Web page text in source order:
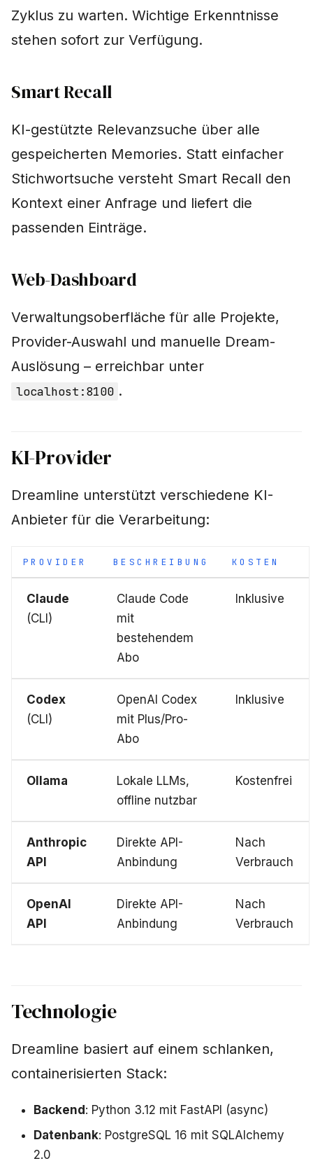
Zyklus zu warten. Wichtige Erkenntnisse
stehen sofort zur Verfügung.
Smart Recall
KI-gestützte Relevanzsuche über alle
gespeicherten Memories. Statt einfacher
Stichwortsuche versteht Smart Recall den
Kontext einer Anfrage und liefert die
passenden Einträge.
Web-Dashboard
Verwaltungsoberfläche für alle Projekte,
Provider-Auswahl und manuelle Dream-
Auslösung – erreichbar unter
localhost:8100 .
KI-Provider
Dreamline unterstützt verschiedene KI-
Anbieter für die Verarbeitung:
PROVIDER BESCHREIBUNG KOSTEN
Claude
(CLI)
Claude Code
mit
bestehendem
Abo
Inklusive
Codex
(CLI)
OpenAI Codex
mit Plus/Pro-
Abo
Inklusive
Ollama
Lokale LLMs,
offline nutzbar
Kostenfrei
Anthropic
API
Direkte API-
Anbindung
Nach
Verbrauch
OpenAI
API
Direkte API-
Anbindung
Nach
Verbrauch
Technologie
Dreamline basiert auf einem schlanken,
containerisierten Stack:
Backend: Python 3.12 mit FastAPI (async)
Datenbank: PostgreSQL 16 mit SQLAlchemy
2.0